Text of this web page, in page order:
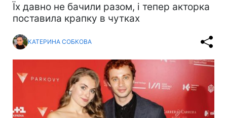
Їх давно не бачили разом, і тепер акторка
поставила крапку в чутках
КАТЕРИНА СОБКОВА